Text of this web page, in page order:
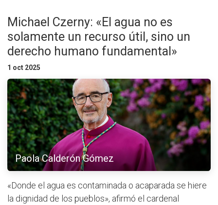
Michael Czerny: «El agua no es
solamente un recurso útil, sino un
derecho humano fundamental»
1 oct 2025
Paola Calderón Gómez
«Donde el agua es contaminada o acaparada se hiere
la dignidad de los pueblos», afirmó el cardenal